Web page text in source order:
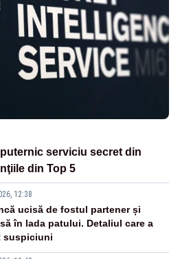
serviciu secret din
din Top 5
12:38
ucisă de fostul partener și
în lada patului. Detaliul care a
suspiciuni